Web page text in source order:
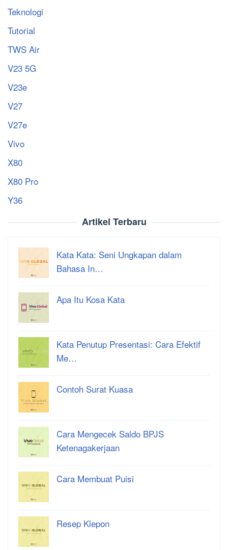
Teknologi
Tutorial
TWS Air
V23 5G
V23e
V27
V27e
Vivo
X80
X80 Pro
Y36
Artikel Terbaru
Kata Kata: Seni Ungkapan dalam
Bahasa In…
Apa Itu Kosa Kata
Kata Penutup Presentasi: Cara Efektif
Me…
Contoh Surat Kuasa
Cara Mengecek Saldo BPJS
Ketenagakerjaan
Cara Membuat Puisi
Resep Klepon